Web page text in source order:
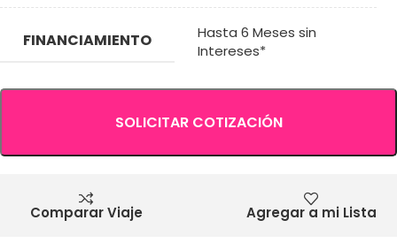
FINANCIAMIENTO
Hasta 6 Meses sin
Intereses*
SOLICITAR COTIZACIÓN
Comparar Viaje Agregar a mi Lista